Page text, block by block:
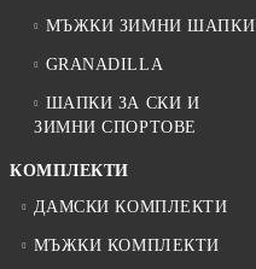
МЪЖКИ ЗИМНИ ШАПКИ
GRANADILLA
ШАПКИ ЗА СКИ И
ЗИМНИ СПОРТОВЕ
КОМПЛЕКТИ
ДАМСКИ КОМПЛЕКТИ
МЪЖКИ КОМПЛЕКТИ